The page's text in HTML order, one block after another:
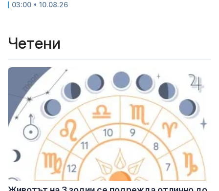
03:00 • 10.08.26
Четени